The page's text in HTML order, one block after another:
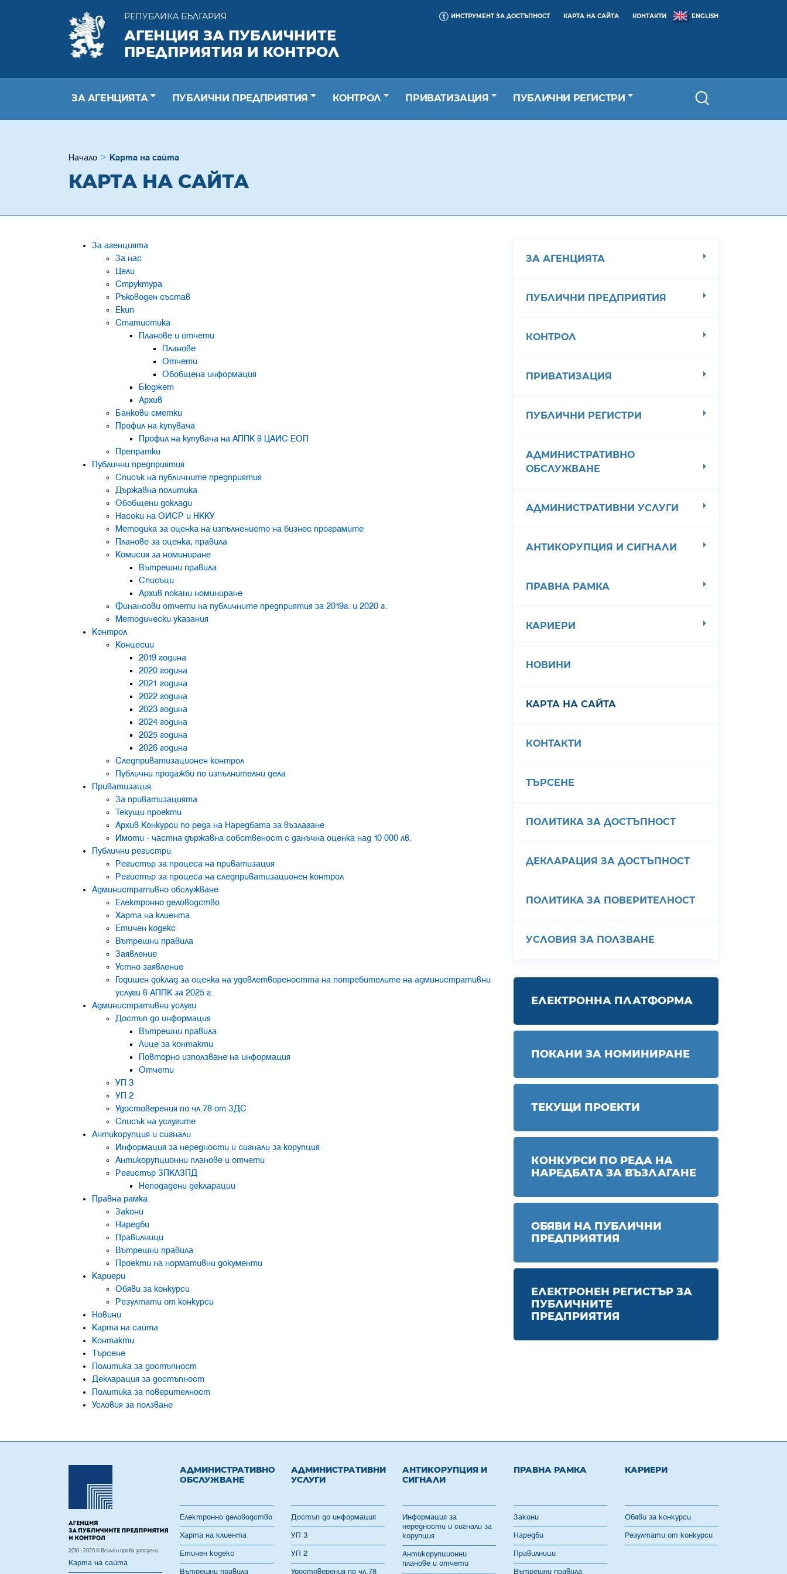
РЕПУБЛИКА БЪЛГАРИЯ
АГЕНЦИЯ ЗА ПУБЛИЧНИТЕ
ПРЕДПРИЯТИЯ И КОНТРОЛ
ИНСТРУМЕНТ ЗА ДОСТЪПНОСТ КАРТА НА САЙТА КОНТАКТИ ENGLISH
ЗА АГЕНЦИЯТА ПУБЛИЧНИ ПРЕДПРИЯТИЯ КОНТРОЛ ПРИВАТИЗАЦИЯ ПУБЛИЧНИ РЕГИСТРИ
Начало Карта на сайта
КАРТА НА САЙТА
За агенцията
За нас
Цели
Структура
Ръководен състав
Екип
Статистика
Планове и отчети
Планове
Отчети
Обобщена информация
Бюджет
Архив
Банкови сметки
Профил на купувача
Профил на купувача на АППК в ЦАИС ЕОП
Препратки
Публични предприятия
Списък на публичните предприятия
Държавна политика
Обобщени доклади
Насоки на ОИСР и НККУ
Методика за оценка на изпълнението на бизнес програмите
Планове за оценка, правила
Комисия за номиниране
Вътрешни правила
Списъци
Архив покани номиниране
Финансови отчети на публичните предприятия за 2019г. и 2020 г.
Методически указания
Контрол
Концесии
2019 година
2020 година
2021 година
2022 година
2023 година
2024 година
2025 година
2026 година
Следприватизационен контрол
Публични продажби по изпълнителни дела
Приватизация
За приватизацията
Текущи проекти
Архив Конкурси по реда на Наредбата за възлагане
Имоти - частна държавна собственост с данъчна оценка над 10 000 лв.
Публични регистри
Регистър за процеса на приватизация
Регистър за процеса на следприватизационен контрол
Административно обслужване
Електронно деловодство
Харта на клиента
Етичен кодекс
Вътрешни правила
Заявление
Устно заявление
Годишен доклад за оценка на удовлетвореността на потребителите на административни
услуги в АППК за 2025 г.
Административни услуги
Достъп до информация
Вътрешни правила
Лице за контакти
Повторно използване на информация
Отчети
УП 3
УП 2
Удостоверения по чл.78 от ЗДС
Списък на услугите
Антикорупция и сигнали
Информация за нередности и сигнали за корупция
Антикорупционни планове и отчети
Регистър ЗПКЛЗПД
Неподадени декларации
Правна рамка
Закони
Наредби
Правилници
Вътрешни правила
Проекти на нормативни документи
Кариери
Обяви за конкурси
Резултати от конкурси
Новини
Карта на сайта
Контакти
Търсене
Политика за достъпност
Декларация за достъпност
Политика за поверителност
Условия за ползване
ЗА АГЕНЦИЯТА
ПУБЛИЧНИ ПРЕДПРИЯТИЯ
КОНТРОЛ
ПРИВАТИЗАЦИЯ
ПУБЛИЧНИ РЕГИСТРИ
АДМИНИСТРАТИВНО
ОБСЛУЖВАНЕ
АДМИНИСТРАТИВНИ УСЛУГИ
АНТИКОРУПЦИЯ И СИГНАЛИ
ПРАВНА РАМКА
КАРИЕРИ
НОВИНИ
КАРТА НА САЙТА
КОНТАКТИ
ТЪРСЕНЕ
ПОЛИТИКА ЗА ДОСТЪПНОСТ
ДЕКЛАРАЦИЯ ЗА ДОСТЪПНОСТ
ПОЛИТИКА ЗА ПОВЕРИТЕЛНОСТ
УСЛОВИЯ ЗА ПОЛЗВАНЕ
ЕЛЕКТРОННА ПЛАТФОРМА
ПОКАНИ ЗА НОМИНИРАНЕ
ТЕКУЩИ ПРОЕКТИ
КОНКУРСИ ПО РЕДА НА
НАРЕДБАТА ЗА ВЪЗЛАГАНЕ
ОБЯВИ НА ПУБЛИЧНИ
ПРЕДПРИЯТИЯ
ЕЛЕКТРОНЕН РЕГИСТЪР ЗА
ПУБЛИЧНИТЕ
ПРЕДПРИЯТИЯ
2010 - 2020 © Всички права запазени
Карта на сайта
АДМИНИСТРАТИВНО
ОБСЛУЖВАНЕ
Електронно деловодство
Харта на клиента
Етичен кодекс
Вътрешни правила
АДМИНИСТРАТИВНИ
УСЛУГИ
Достъп до информация
УП 3
УП 2
Удостоверения по чл.78
АНТИКОРУПЦИЯ И
СИГНАЛИ
Информация за
нередности и сигнали за
корупция
Антикорупционни
планове и отчети
ПРАВНА РАМКА
Закони
Наредби
Правилници
Вътрешни правила
КАРИЕРИ
Обяви за конкурси
Резултати от конкурси